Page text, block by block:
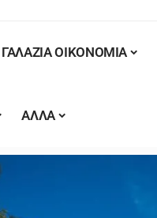
ΓΑΛΑΖΙΑ ΟΙΚΟΝΟΜΙΑ
ΑΛΛΑ